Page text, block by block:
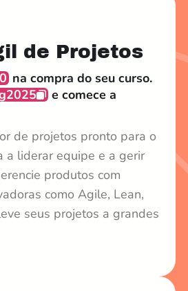
de Projetos
na compra do seu curso.
e comece a
de projetos pronto para o
a liderar equipe e a gerir
produtos com
como Agile, Lean,
seus projetos a grandes